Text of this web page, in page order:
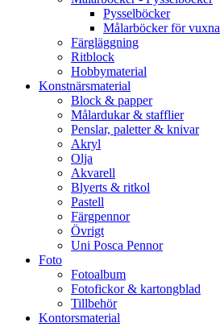
Pysselböcker
Målarböcker för vuxna
Färgläggning
Ritblock
Hobbymaterial
Konstnärsmaterial
Block & papper
Målardukar & stafflier
Penslar, paletter & knivar
Akryl
Olja
Akvarell
Blyerts & ritkol
Pastell
Färgpennor
Övrigt
Uni Posca Pennor
Foto
Fotoalbum
Fotofickor & kartongblad
Tillbehör
Kontorsmaterial